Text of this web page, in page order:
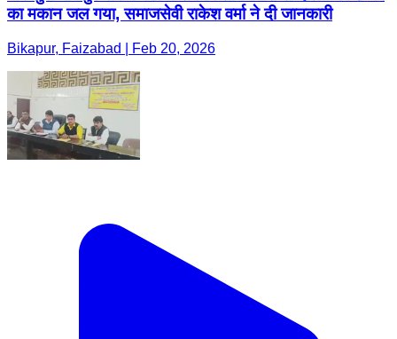
का मकान जल गया, समाजसेवी राकेश वर्मा ने दी जानकारी
Bikapur, Faizabad | Feb 20, 2026